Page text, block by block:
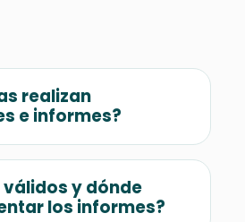
realizan
e informes?
Realizamos
(apoyo emocional,
válidos y dónde
los informes?